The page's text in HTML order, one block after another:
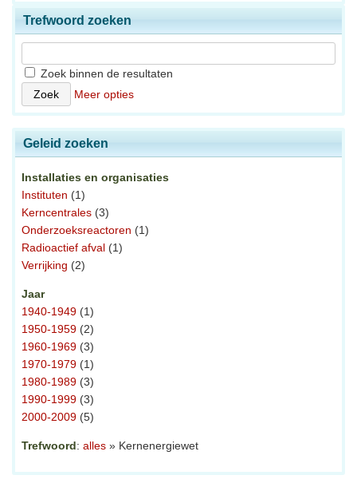
Trefwoord zoeken
Zoek binnen de resultaten
Meer opties
Geleid zoeken
Installaties en organisaties
Instituten (1)
Kerncentrales (3)
Onderzoeksreactoren (1)
Radioactief afval (1)
Verrijking (2)
Jaar
1940-1949 (1)
1950-1959 (2)
1960-1969 (3)
1970-1979 (1)
1980-1989 (3)
1990-1999 (3)
2000-2009 (5)
Trefwoord: alles » Kernenergiewet